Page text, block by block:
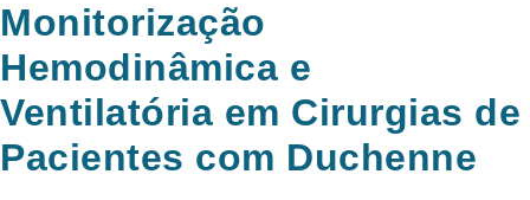
Monitorização
Hemodinâmica e
Ventilatória em Cirurgias de
Pacientes com Duchenne